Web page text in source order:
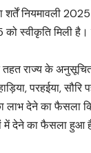
नियमावली
स्वीकृति मिली है।
तहत राज्य के
परहईया, सौरि
देने का फैसला
देने का फैसला हुआ